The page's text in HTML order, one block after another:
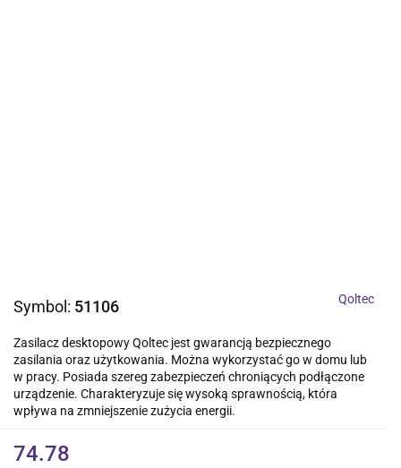
Symbol: 51106 Qoltec
Zasilacz desktopowy Qoltec jest gwarancją bezpiecznego
zasilania oraz użytkowania. Można wykorzystać go w domu lub
w pracy. Posiada szereg zabezpieczeń chroniących podłączone
urządzenie. Charakteryzuje się wysoką sprawnością, która
wpływa na zmniejszenie zużycia energii.
74.78